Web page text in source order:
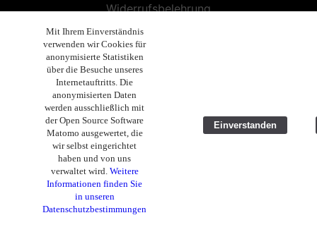
Widerrufsbelehrung
Allgemeine Geschäftsbedingungen
Endbenutzer-Lizenzvereinbarung
Datenschutzerklärung
Geschäftsethik
Copyright 2019 - 2025 Volla Systeme GmbH
Mit Ihrem Einverständnis
verwenden wir Cookies für
anonymisierte Statistiken
über die Besuche unseres
Internetauftritts. Die
anonymisierten Daten
werden ausschließlich mit
der Open Source Software
Matomo ausgewertet, die
wir selbst eingerichtet
haben und von uns
verwaltet wird. Weitere
Informationen finden Sie
in unseren
Datenschutzbestimmungen
Einverstanden